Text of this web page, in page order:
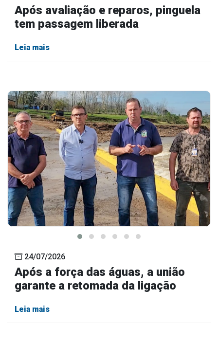
Após avaliação e reparos, pinguela
tem passagem liberada
Leia mais
24/07/2026
Após a força das águas, a união
garante a retomada da ligação
Leia mais